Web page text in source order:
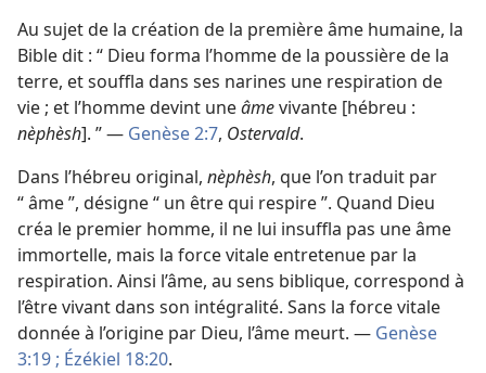
Au sujet de la création de la première âme humaine, la
Bible dit : “ Dieu forma l’homme de la poussière de la
terre, et souffla dans ses narines une respiration de
vie ; et l’homme devint uneâmevivante [hébreu :
nèphèsh]. ” — Genèse 2:7, Ostervald.
Dans l’hébreu original, nèphèsh, que l’on traduit par
“ âme ”, désigne “ un être qui respire ”. Quand Dieu
créa le premier homme, il ne lui insuffla pas une âme
immortelle, mais la force vitale entretenue par la
respiration. Ainsi l’âme, au sens biblique, correspond à
l’être vivant dans son intégralité. Sans la force vitale
donnée à l’origine par Dieu, l’âme meurt. — Genèse
3:19 ; Ézékiel 18:20.